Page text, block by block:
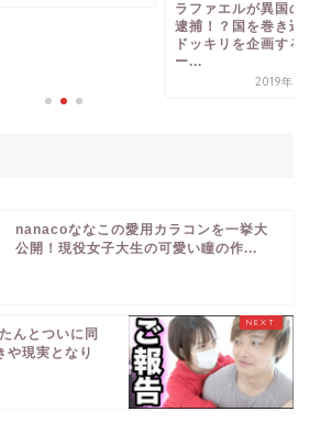
ラファエルが異国の
逮捕！？国を巻き込
ドッキリを企画する
ー...
2019年7
nanacoななこの愛用カラコンを一挙大
公開！現役女子大生の可愛い瞳の作...
んとついに同
や現実となり